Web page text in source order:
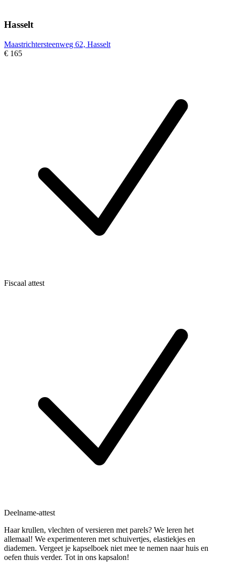
Hasselt
Maastrichtersteenweg 62, Hasselt
€ 165
Fiscaal attest
Deelname-attest
Haar krullen, vlechten of versieren met parels? We leren het
allemaal! We experimenteren met schuivertjes, elastiekjes en
diademen. Vergeet je kapselboek niet mee te nemen naar huis en
oefen thuis verder. Tot in ons kapsalon!